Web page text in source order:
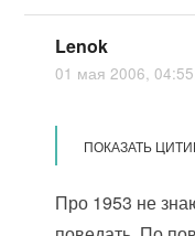
Lenok
01 мая 2006,
ПОКАЗАТЬ
Про 1953 не